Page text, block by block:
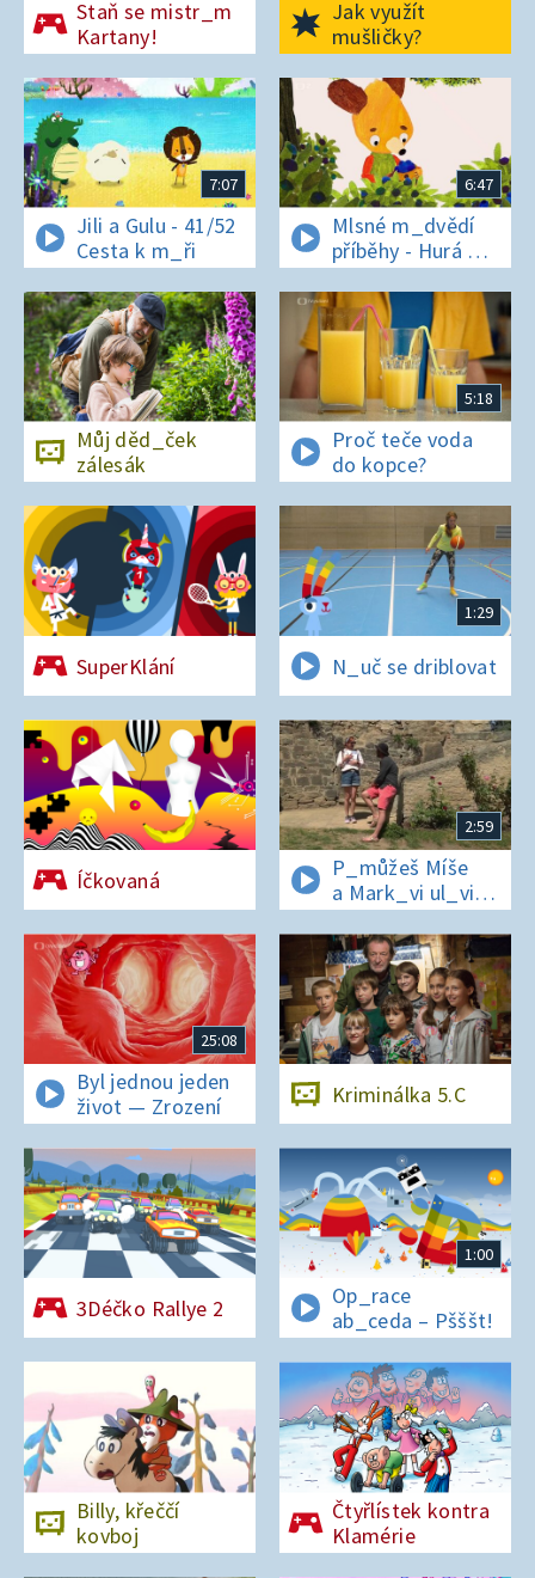
Staň se mistr_m
Kartany!
Jak využít
mušličky?
7:07
Jili a Gulu - 41/52
Cesta k m_ři
6:47
Mlsné m_dvědí
příběhy - Hurá na
bor_vky
Můj děd_ček
zálesák
5:18
Proč teče voda
do kopce?
SuperKlání
1:29
N_uč se driblovat
Íčkovaná
2:59
P_můžeš Míše
a Mark_vi ul_vit
hesl_ na zámku
v Nelahezevsi?
25:08
Byl jednou jeden
život — Zrození
Kriminálka 5.C
3Déčko Rallye 2
1:00
Op_race
ab_ceda – Pšššt!
Billy, křeččí
kovboj
Čtyřlístek kontra
Klamérie